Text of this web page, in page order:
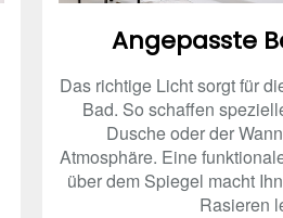
Angepasste
Das richtige Licht sorgt für
Bad. So schaffen
Dusche oder der
Atmosphäre. Eine
über dem Spiegel macht
Rasieren